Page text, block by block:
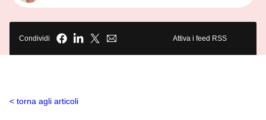
Condividi Attiva i feed RSS
torna agli articoli